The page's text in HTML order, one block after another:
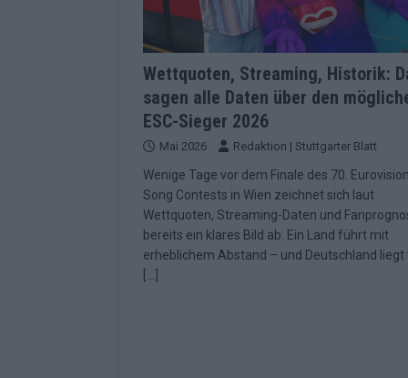
[ Mai 2026 ] ESC 2026: JJ performt
zweiten Halbfinale KOMMENTAR
[ Mai 2026 ] Quoten vor ESC-
überrascht negativ EXTRA
[ Juni 2026 ]
[ Mai 2026 ] DARA gewinnt verdient,
Fazit zum ESC 2026 KOMMENTAR
Wettquoten, Streaming, Historik:
sagen alle Daten über den
ESC-Sieger 2026
Mai 2026 Redaktion | Stuttgarter Blatt
Wenige Tage vor dem Finale des 70. Eurovision
Song Contests in Wien zeichnet sich laut
Wettquoten, Streaming-Daten und
bereits ein klares Bild ab. Ein Land führt mit
erheblichem Abstand – und Deutschland liegt